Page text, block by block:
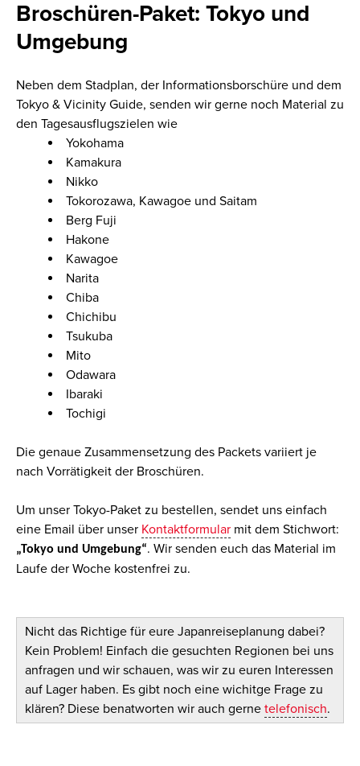
Broschüren-Paket: Tokyo und
Umgebung
Neben dem Stadplan, der Informationsborschüre und dem
Tokyo & Vicinity Guide, senden wir gerne noch Material zu
den Tagesausflugszielen wie
Yokohama
Kamakura
Nikko
Tokorozawa, Kawagoe und Saitam
Berg Fuji
Hakone
Kawagoe
Narita
Chiba
Chichibu
Tsukuba
Mito
Odawara
Ibaraki
Tochigi
Die genaue Zusammensetzung des Packets variiert je
nach Vorrätigkeit der Broschüren.
Um unserTokyo-Paket zu bestellen, sendet uns einfach
eine Email über unser Kontaktformularmit dem Stichwort:
„Tokyo und Umgebung“. Wir senden euch das Material im
Laufe der Woche kostenfrei zu.
Nicht das Richtige für eure Japanreiseplanung dabei?
Kein Problem! Einfach die gesuchten Regionen bei uns
anfragen und wir schauen, was wir zu euren Interessen
auf Lager haben. Es gibt noch eine wichitge Frage zu
klären? Diese benatworten wir auch gerne telefonisch.